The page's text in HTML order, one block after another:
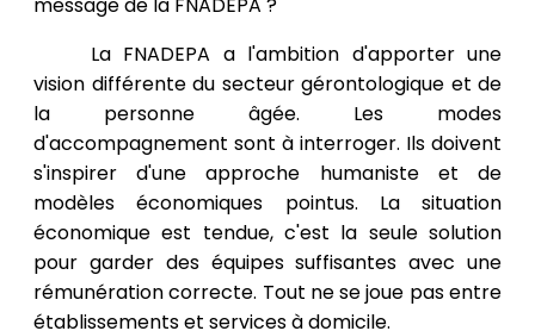
La FNADEPA a l'ambition d'apporter une
vision différente du secteur gérontologique et de
la personne âgée. Les modes
d'accompagnement sont à interroger. Ils doivent
s'inspirer d'une approche humaniste et de
modèles économiques pointus. La situation
économique est tendue, c'est la seule solution
pour garder des équipes suffisantes avec une
rémunération correcte. Tout ne se joue pas entre
établissements et services à domicile.